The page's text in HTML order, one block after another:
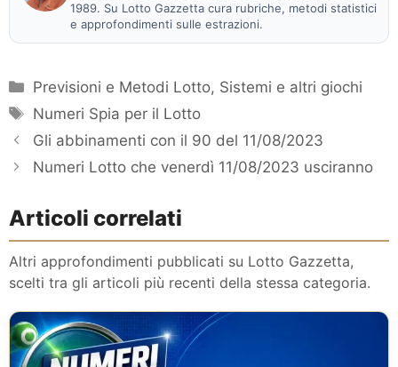
1989. Su Lotto Gazzetta cura rubriche, metodi statistici
e approfondimenti sulle estrazioni.
Categorie
Previsioni e Metodi Lotto, Sistemi e altri giochi
Tag
Numeri Spia per il Lotto
Gli abbinamenti con il 90 del 11/08/2023
Numeri Lotto che venerdì 11/08/2023 usciranno
Articoli correlati
Altri approfondimenti pubblicati su Lotto Gazzetta,
scelti tra gli articoli più recenti della stessa categoria.